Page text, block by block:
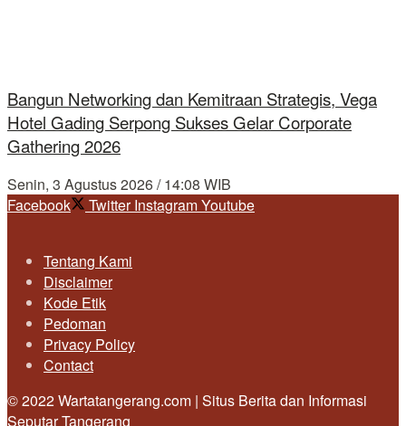
Bangun Networking dan Kemitraan Strategis, Vega
Hotel Gading Serpong Sukses Gelar Corporate
Gathering 2026
Senin, 3 Agustus 2026 / 14:08 WIB
Facebook
Twitter InstagramYoutube
Tentang Kami
Disclaimer
Kode Etik
Pedoman
Privacy Policy
Contact
© 2022 Wartatangerang.com | Situs Berita dan Informasi
Seputar Tangerang